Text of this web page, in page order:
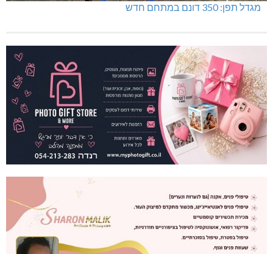
מגדל תפן: 350 דונם במתחם חדש